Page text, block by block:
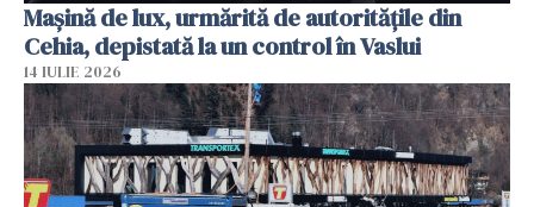
Mașină de lux, urmărită de autoritățile din
Cehia, depistată la un control în Vaslui
14 IULIE 2026